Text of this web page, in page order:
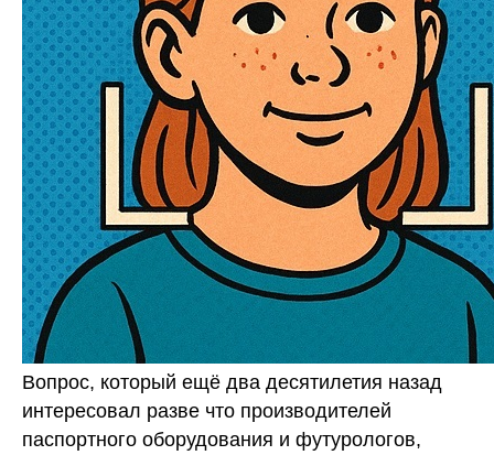
Вопрос, который ещё два десятилетия назад
интересовал разве что производителей
паспортного оборудования и футурологов,